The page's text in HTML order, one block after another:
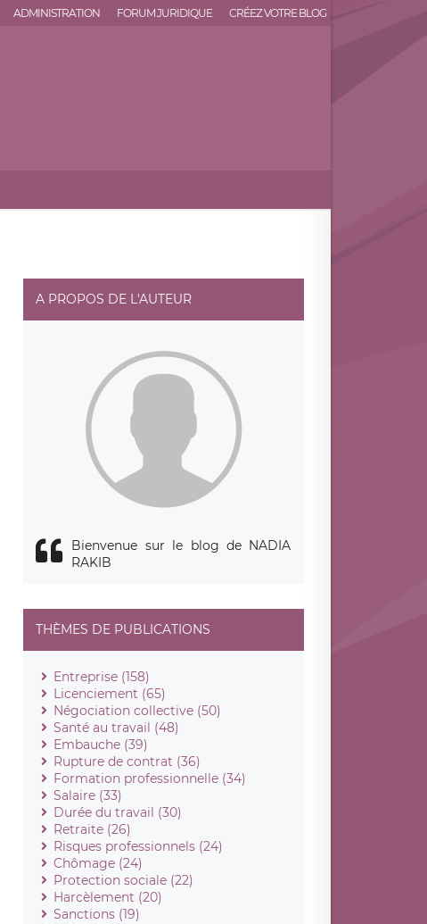
ADMINISTRATION FORUM JURIDIQUE CRÉEZ VOTRE BLOG
A PROPOS DE L'AUTEUR
Bienvenue sur le blog de NADIA
RAKIB
THÈMES DE PUBLICATIONS
Entreprise (158)
Licenciement (65)
Négociation collective (50)
Santé au travail (48)
Embauche (39)
Rupture de contrat (36)
Formation professionnelle (34)
Salaire (33)
Durée du travail (30)
Retraite (26)
Risques professionnels (24)
Chômage (24)
Protection sociale (22)
Harcèlement (20)
Sanctions (19)